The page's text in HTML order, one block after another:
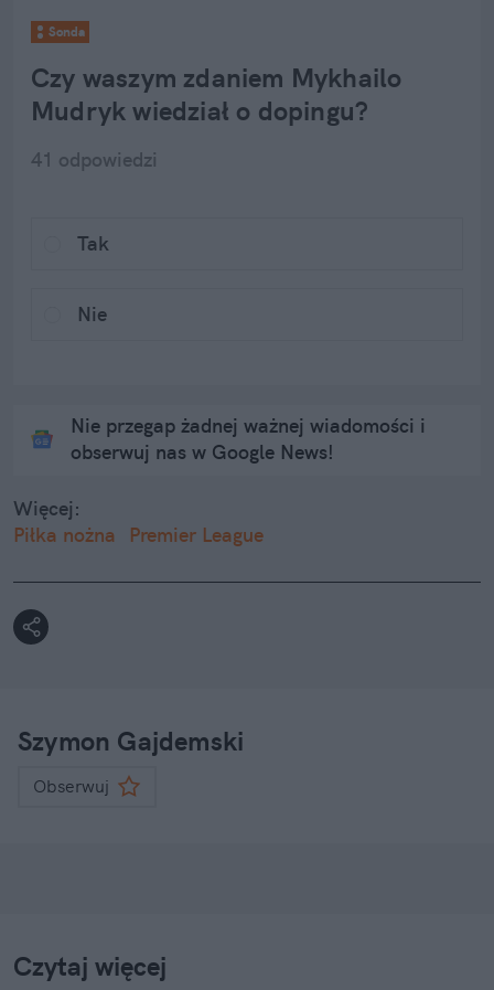
Sonda
Czy waszym zdaniem Mykhailo
Mudryk wiedział o dopingu?
41 odpowiedzi
Tak
Nie
Nie przegap żadnej ważnej wiadomości i
obserwuj nas w Google News!
Więcej:
Piłka nożna
Premier League
Szymon Gajdemski
Obserwuj
Czytaj więcej